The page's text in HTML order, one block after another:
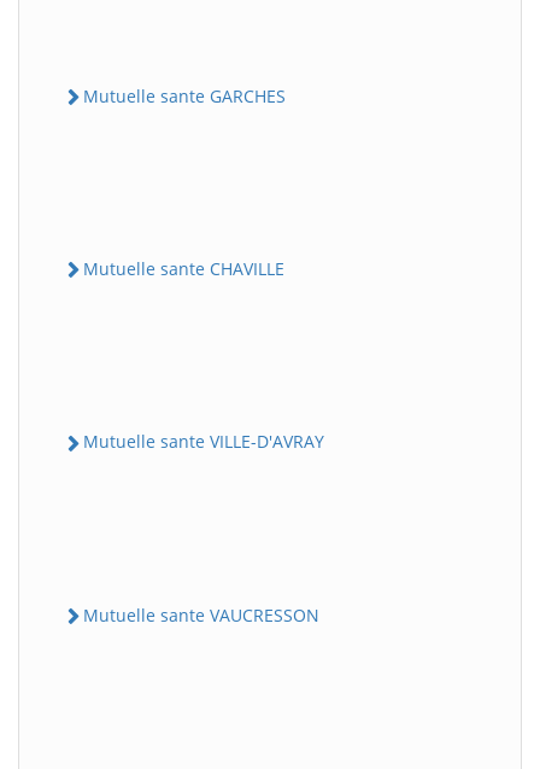
Mutuelle sante GARCHES
Mutuelle sante CHAVILLE
Mutuelle sante VILLE-D'AVRAY
Mutuelle sante VAUCRESSON